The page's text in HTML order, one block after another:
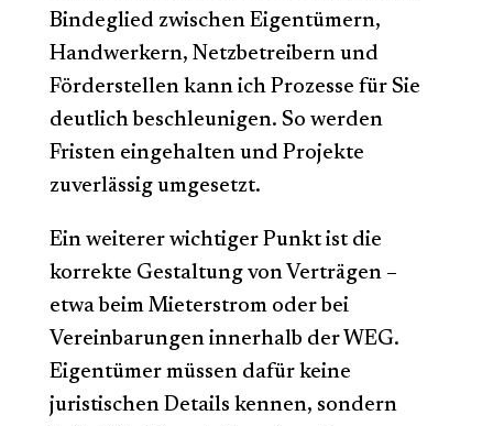
Bindeglied zwischen Eigentümern,
Handwerkern, Netzbetreibern und
Förderstellen kann ich Prozesse für Sie
deutlich beschleunigen. So werden
Fristen eingehalten und Projekte
zuverlässig umgesetzt.
Ein weiterer wichtiger Punkt ist die
korrekte Gestaltung von Verträgen –
etwa beim Mieterstrom oder bei
Vereinbarungen innerhalb der WEG.
Eigentümer müssen dafür keine
juristischen Details kennen, sondern